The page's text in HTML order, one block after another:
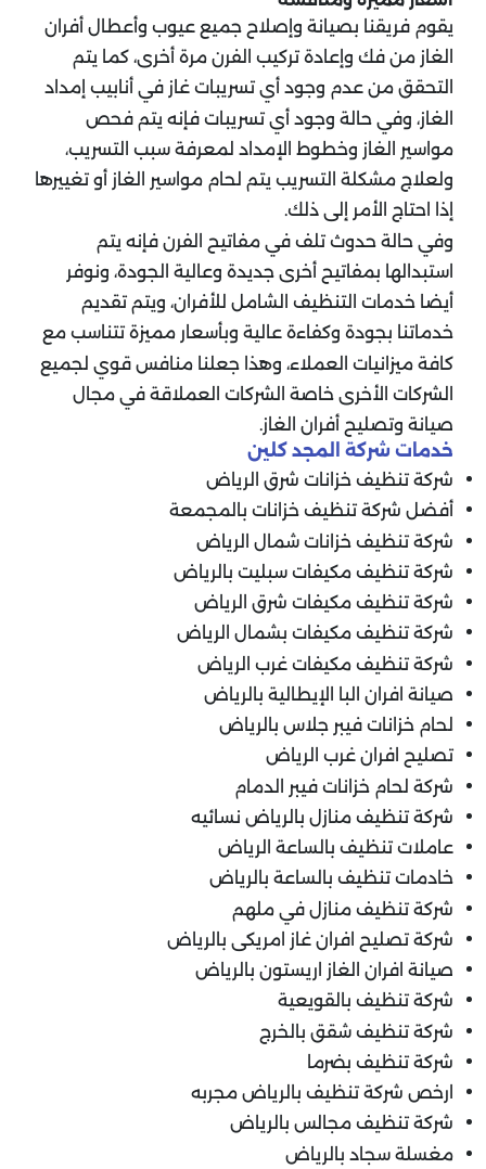
يقوم فريقنا بصيانة وإصلاح جميع عيوب وأعطال أفران
الغاز من فك وإعادة تركيب الفرن مرة أخرى، كما يتم
التحقق من عدم وجود أي تسريبات غاز في أنابيب إمداد
الغاز، وفي حالة وجود أي تسريبات فإنه يتم فحص
مواسير الغاز وخطوط الإمداد لمعرفة سبب التسريب،
ولعلاج مشكلة التسريب يتم لحام مواسير الغاز أو تغييرها
إذا احتاج الأمر إلى ذلك.
وفي حالة حدوث تلف في مفاتيح الفرن فإنه يتم
استبدالها بمفاتيح أخرى جديدة وعالية الجودة، ونوفر
أيضا خدمات التنظيف الشامل للأفران، ويتم تقديم
خدماتنا بجودة وكفاءة عالية وبأسعار مميزة تتناسب مع
كافة ميزانيات العملاء، وهذا جعلنا منافس قوي لجميع
الشركات الأخرى خاصة الشركات العملاقة في مجال
صيانة وتصليح أفران الغاز.
خدمات شركة المجد كلين
شركة تنظيف خزانات شرق الرياض
أفضل شركة تنظيف خزانات بالمجمعة
شركة تنظيف خزانات شمال الرياض
شركة تنظيف مكيفات سبليت بالرياض
شركة تنظيف مكيفات شرق الرياض
شركة تنظيف مكيفات بشمال الرياض
شركة تنظيف مكيفات غرب الرياض
صيانة افران البا الإيطالية بالرياض
لحام خزانات فيبر جلاس بالرياض
تصليح افران غرب الرياض
شركة لحام خزانات فيبر الدمام
شركة تنظيف منازل بالرياض نسائيه
عاملات تنظيف بالساعة الرياض
خادمات تنظيف بالساعة بالرياض
شركة تنظيف منازل في ملهم
شركة تصليح افران غاز امريكى بالرياض
صيانة افران الغاز اريستون بالرياض
شركة تنظيف بالقويعية
شركة تنظيف شقق بالخرج
شركة تنظيف بضرما
ارخص شركة تنظيف بالرياض مجربه
شركة تنظيف مجالس بالرياض
مغسلة سجاد بالرياض